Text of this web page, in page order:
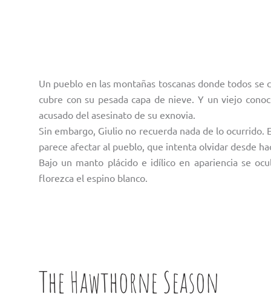
Un pueblo en las montañas toscanas donde todos
cubre con su pesada capa de nieve. Y un viejo
acusado del asesinato de su exnovia.
Sin embargo, Giulio no recuerda nada de lo
parece afectar al pueblo, que intenta olvidar desde
Bajo un manto plácido e idílico en apariencia se
florezca el espino blanco.
The Hawthorne Season